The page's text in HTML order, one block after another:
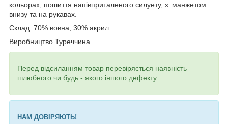
кольорах, пошиття напівприталеного силуету, з манжетом
внизу та на рукавах.
Склад: 70% вовна, 30% акрил
Виробництво Туреччина
Перед відсиланням товар перевіряється наявність
шлюбного чи будь - якого іншого дефекту.
НАМ ДОВІРЯЮТЬ!